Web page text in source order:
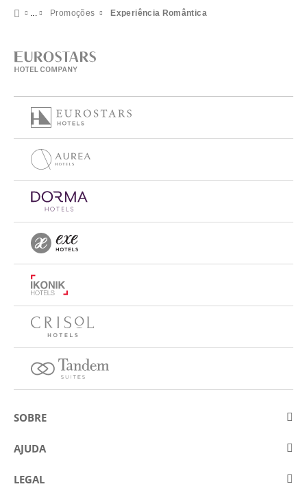
Promoções Experiência Romântica
SOBRE
Sobre a Eurostars Hotel Company
Concursos
AJUDA
Contactar
LEGAL